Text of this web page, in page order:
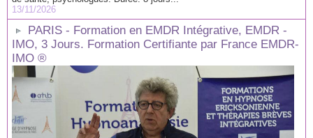
13/11/2026
PARIS - Formation en EMDR Intégrative, EMDR -
IMO, 3 Jours. Formation Certifiante par France EMDR-
IMO ®